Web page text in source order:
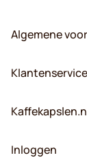
Algemene
Inloggen